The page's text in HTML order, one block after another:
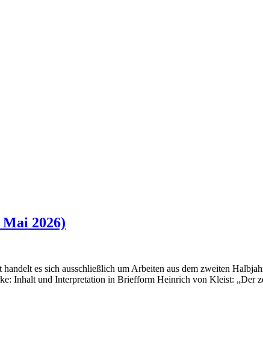
Mai 2026)
es sich ausschließlich um Arbeiten aus dem zweiten
Inhalt und Interpretation in Briefform Heinrich von Kleist: „Der